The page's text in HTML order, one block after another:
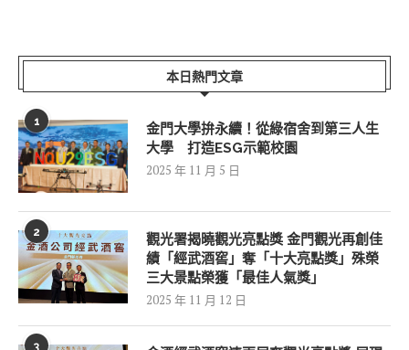
本日熱門文章
1
金門大學拚永續！從綠宿舍到第三人生
大學 打造ESG示範校園
2025 年 11 月 5 日
2
觀光署揭曉觀光亮點獎 金門觀光再創佳
績「經武酒窖」奪「十大亮點獎」殊榮
三大景點榮獲「最佳人氣獎」
2025 年 11 月 12 日
3